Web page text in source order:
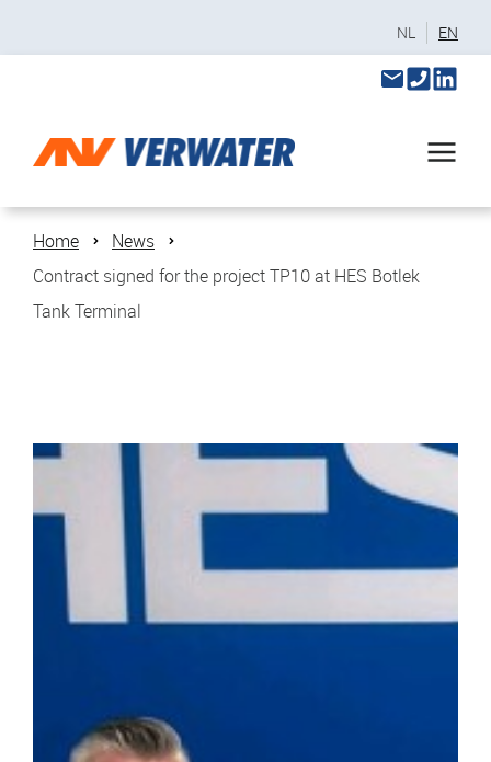
NL EN
Home
News
Contract signed for the project TP10 at HES Botlek
Tank Terminal